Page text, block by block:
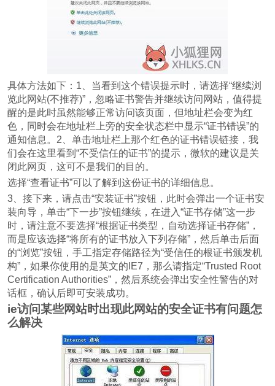
具体方法如下：1、当看到这个错误提示时，请选择“继续浏
览此网站(不推荐)”，忽略证书警告并继续访问网站，值得提
醒的是此时虽然能够正常访问该页面，但地址栏会变为红
色，同时会在地址栏上旁的安全状态栏中显示“证书错误”的
通知信息。2、单击地址栏上那个红色的证书错误链接，我
们会在这里看到“不受信任的证书”的提示，微软的建议是关
闭此网页，这可不是我们的目的。
选择“查看证书”可以了解到这份证书的详细信息。
3、接下来，请点击“安装证书”按钮，此时会弹出一个证书安
装向导，单击“下一步”按钮继续，在进入“证书存储”这一步
时，请注意不要选择“根据证书类型，自动选择证书存储”，
而是应该选择“将所有的证书放入下列存储”，然后单击后面
的“浏览”按钮，手工指定存储路径为“受信任的根证书颁发机
构”，如果你使用的是英文的IE7，那么请指定“Trusted Root
Certification Authorities”，然后系统会弹出安全性警告的对
话框，确认后即可安装成功。
ie访问某些网站时出现此网站的安全证书有问题怎
么解决